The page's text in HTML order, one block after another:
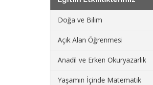
Doğa ve Bilim
Açık Alan Öğrenmesi
Anadil ve Erken Okuryazarlık
Yaşamın İçinde Matematik